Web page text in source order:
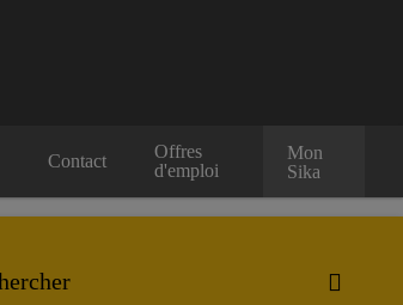
Contact
Offres
d'emploi
Mon
Sika